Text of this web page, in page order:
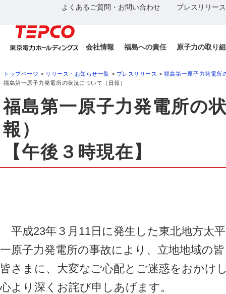
よくあるご質問・お問い合わせ プレスリリー
会社情報 福島への責任 原子力の取り
トップページ > リリース・お知らせ一覧 > プレスリリース >福島第一原子力発電所
福島第一原子力発電所の状況について（日報）
福島第一原子力発電所の
報）
【午後３時現在】
平成23年３月11日に発生した東北地方太
一原子力発電所の事故により、立地地域の
皆さまに、大変なご心配とご迷惑をおかけ
心より深くお詫び申しあげます。